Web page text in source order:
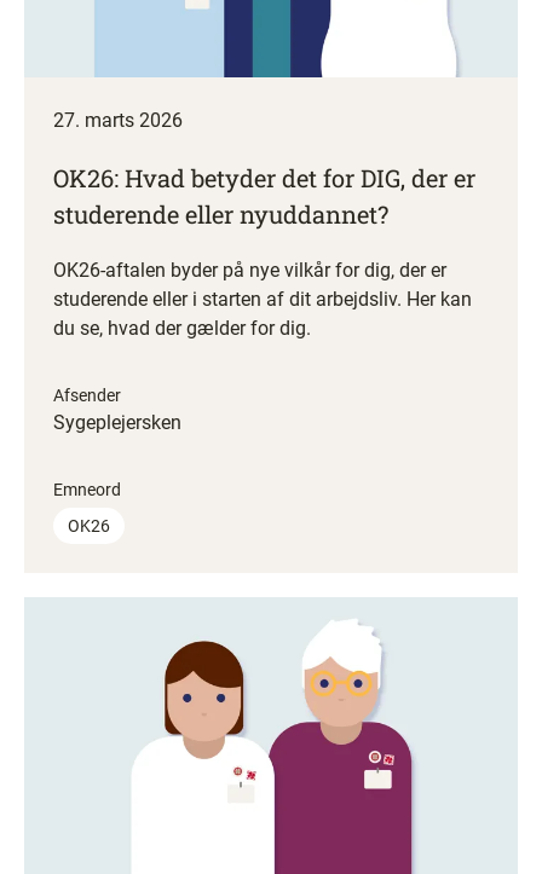
27. marts 2026
OK26: Hvad betyder det for DIG, der er
studerende eller nyuddannet?
OK26-aftalen byder på nye vilkår for dig, der er
studerende eller i starten af dit arbejdsliv. Her kan
du se, hvad der gælder for dig.
Afsender
Sygeplejersken
Emneord
OK26